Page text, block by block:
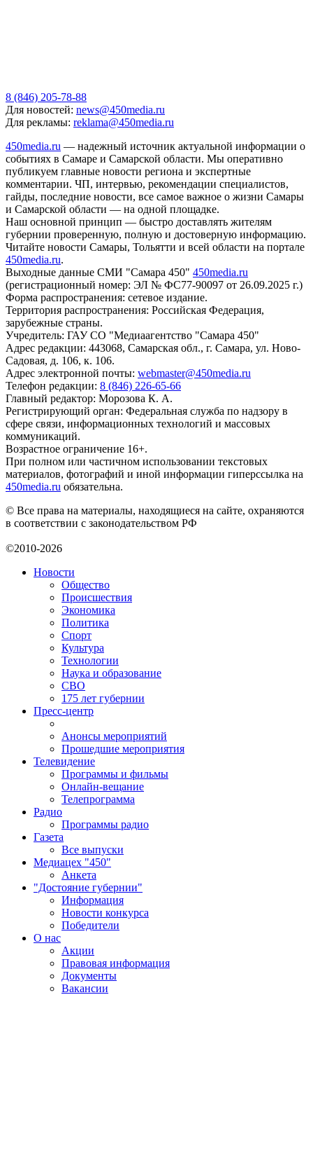
8 (846) 205-78-88
Для новостей: news@450media.ru
Для рекламы: reklama@450media.ru
450media.ru — надежный источник актуальной информации о
событиях в Самаре и Самарской области. Мы оперативно
публикуем главные новости региона и экспертные
комментарии. ЧП, интервью, рекомендации специалистов,
гайды, последние новости, все самое важное о жизни Самары
и Самарской области — на одной площадке.
Наш основной принцип — быстро доставлять жителям
губернии проверенную, полную и достоверную информацию.
Читайте новости Самары, Тольятти и всей области на портале
450media.ru.
Выходные данные СМИ "Самара 450" 450media.ru
(регистрационный номер: ЭЛ № ФС77-90097 от 26.09.2025 г.)
Форма распространения: сетевое издание.
Территория распространения: Российская Федерация,
зарубежные страны.
Учредитель: ГАУ СО "Медиаагентство "Самара 450"
Адрес редакции: 443068, Самарская обл., г. Самара, ул. Ново-
Садовая, д. 106, к. 106.
Адрес электронной почты: webmaster@450media.ru
Телефон редакции: 8 (846) 226-65-66
Главный редактор: Морозова К. А.
Регистрирующий орган: Федеральная служба по надзору в
сфере связи, информационных технологий и массовых
коммуникаций.
Возрастное ограничение 16+.
При полном или частичном использовании текстовых
материалов, фотографий и иной информации гиперссылка на
450media.ru обязательна.
© Все права на материалы, находящиеся на сайте, охраняются
в соответствии с законодательством РФ
©2010-2026
Новости
Общество
Происшествия
Экономика
Политика
Спорт
Культура
Технологии
Наука и образование
СВО
175 лет губернии
Пресс-центр
Анонсы мероприятий
Прошедшие мероприятия
Телевидение
Программы и фильмы
Онлайн-вещание
Телепрограмма
Радио
Программы радио
Газета
Все выпуски
Медиацех "450"
Анкета
"Достояние губернии"
Информация
Новости конкурса
Победители
О нас
Акции
Правовая информация
Документы
Вакансии